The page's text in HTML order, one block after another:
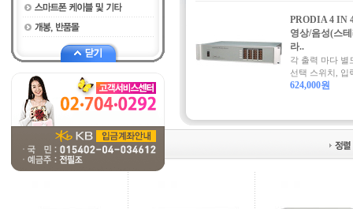
PRODIA 4 IN
영상/음성(스
라..
각 출력 마다 별
선택 스위치, 입
624,000원
AV 라우팅스위처 (14개)